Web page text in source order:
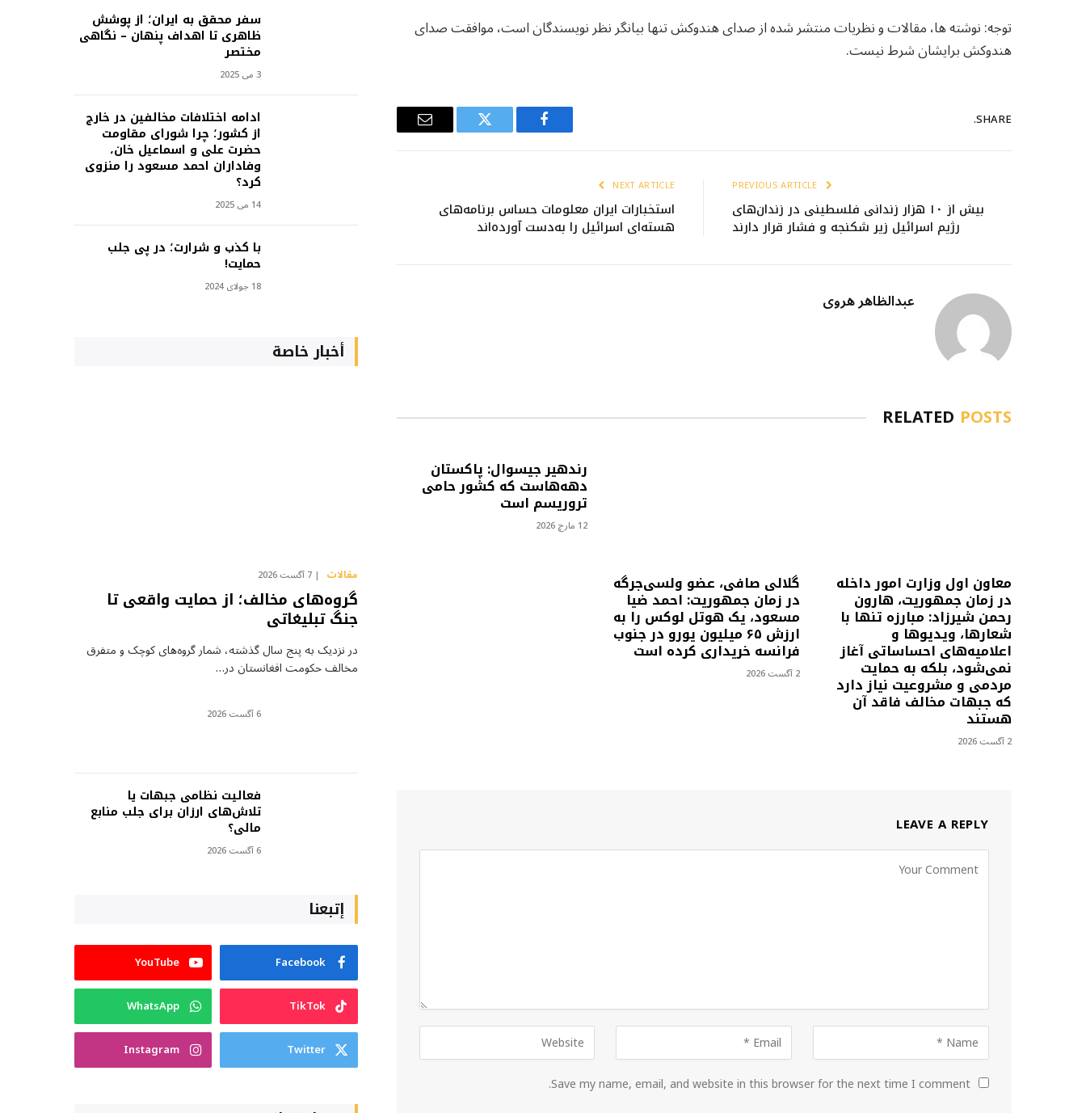
توجه: نوشته ها، مقالات و نظریات منتشر شده از صدای هندوکش تنها بیانگر نظر نویسندگان است، موافقت صدای
هندوکش برایشان شرط نیست.
SHARE.
Facebook
Twitter
Email
بیش از ۱۰ هزار زندانی فلسطینی در زندان‌های
رژیم اسرائیل زیر شکنجه و فشار قرار دارند
NEXT ARTICLE
استخبارات ایران معلومات حساس برنامه‌های
هسته‌ای اسرائیل را به‌دست آورده‌اند
عبدالظاهر هروی
RELATED POSTS
معاون اول وزارت امور داخله
در زمان جمهوریت، هارون
رحمن شیرزاد: مبارزه تنها با
شعارها، ویدیوها و
اعلامیه‌های احساساتی آغاز
نمی‌شود، بلکه به حمایت
مردمی و مشروعیت نیاز دارد
که جبهات مخالف فاقد آن
هستند
2 آگست 2026
گلالی صافی، عضو ولسی‌جرگه
در زمان جمهوریت: احمد ضیا
مسعود، یک هوتل لوکس را به
ارزش ۶۵ میلیون یورو در جنوب
فرانسه خریداری کرده است
2 آگست 2026
رندهیر جیسوال: پاکستان
دهه‌هاست که کشور حامی
تروریسم است
12 مارچ 2026
LEAVE A REPLY
Save my name, email, and website in this browser for the next time I comment.
سفر محقق به ایران؛ از پوشش
ظاهری تا اهداف پنهان – نگاهی
مختصر
3 می 2025
ادامه اختلافات مخالفین در خارج
از کشور؛ چرا شورای مقاومت
حضرت علی و اسماعیل خان،
وفاداران احمد مسعود را منزوی
کرد؟
14 می 2025
با کذب و شرارت؛ در پی جلب
حمایت!
18 جولای 2024
أخبار خاصة
مقالات 7 آگست 2026
گروه‌های مخالف؛ از حمایت واقعی تا
جنگ تبلیغاتی
در نزدیک به پنج سال گذشته، شمار گروه‌های کوچک و متفرق
مخالف حکومت افغانستان در…
6 آگست 2026
فعالیت نظامی جبهات یا
تلاش‌های ارزان برای جلب منابع
مالی؟
6 آگست 2026
إتبعنا
Facebook
YouTube
TikTok
WhatsApp
Twitter
Instagram